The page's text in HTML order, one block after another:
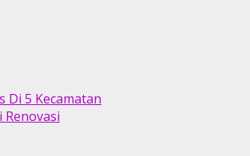
Di 5 Kecamatan
Renovasi